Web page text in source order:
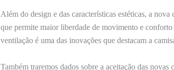
Além do design e das características estéticas, a nova
que permite maior liberdade de movimento e
ventilação é uma das inovações que destacam a
Também traremos dados sobre a aceitação das